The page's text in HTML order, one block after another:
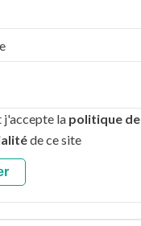
j'accepte la politique de
de ce site